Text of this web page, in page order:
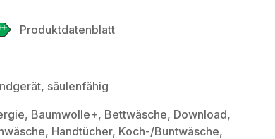
Produktdatenblatt
säulenfähig
Baumwolle+, Bettwäsche, Download,
Handtücher, Koch-/​Buntwäsche,